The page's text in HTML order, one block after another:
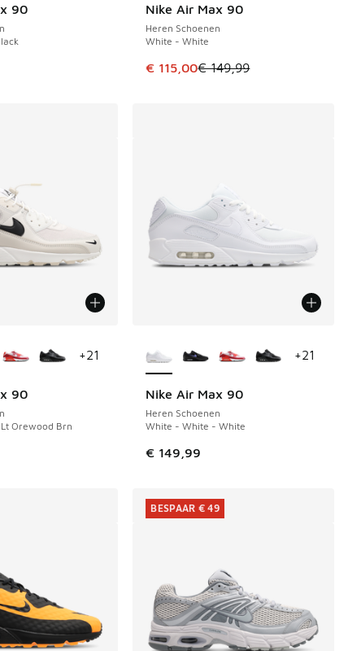
Prijs verlaagd van € 84,99 naar € 55,00
90 Nike Air Max 90
Heren Schoenen
White - White
Dit artikel is in de uitverkoop. Dit
€ 115,00€ 149,99
BESPAAR € 34
naar € 115,00
90
Orewood Brn
+21
Nike Air Max 90
Heren Schoenen
White - White - White
€ 149,99
+21
BESPAAR € 49